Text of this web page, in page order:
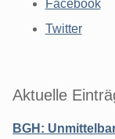
Facebook
Twitter
Aktuelle
BGH: